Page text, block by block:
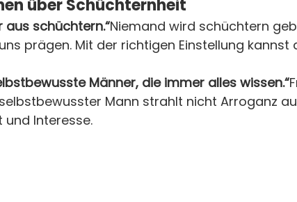
über Schüchternheit
aus schüchtern.“Niemand wird schüchtern
prägen. Mit der richtigen Einstellung kannst
Männer, die immer alles wissen.“
Mann strahlt nicht Arroganz
Interesse.